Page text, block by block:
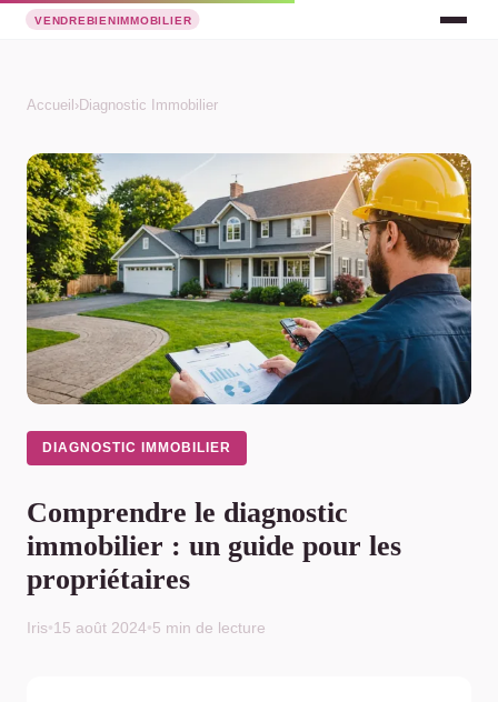
Accueil ›Diagnostic Immobilier
DIAGNOSTIC IMMOBILIER
Comprendre le diagnostic
immobilier : un guide pour les
propriétaires
Iris•15 août 2024•5 min de lecture